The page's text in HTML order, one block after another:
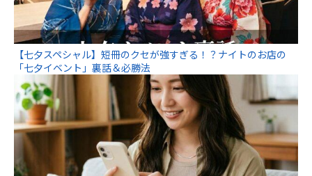
【七夕スペシャル】短冊のクセが強すぎる！？ナイトのお店の
「七夕イベント」裏話＆必勝法